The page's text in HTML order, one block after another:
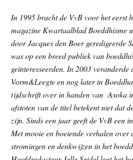
In 1995 bracht de VvB voor het eerst
magazine Kwartaalblad Boeddhisme
door Jacques den Boer geredigeerde
was op een breed publiek van
geïnteresseerden. In 2003 veranderde
Vorm&Leegte en nog later in
tijdschrift over in handen van Asoka
afstoten van de titel betekent niet dat
zijn. Sinds een jaar geeft de VvB een
Met mooie en boeiende verhalen over
stromingen en denkwijzen in het